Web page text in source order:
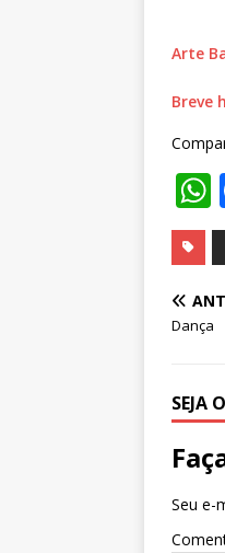
Arte
Breve
A
Dança
SEJA
Seu e-